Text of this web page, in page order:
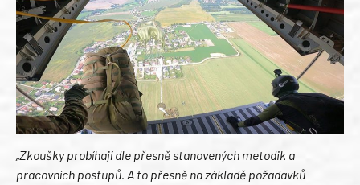
„Zkoušky probíhají dle přesně stanovených metodik a
pracovních postupů. A to přesně na základě požadavků